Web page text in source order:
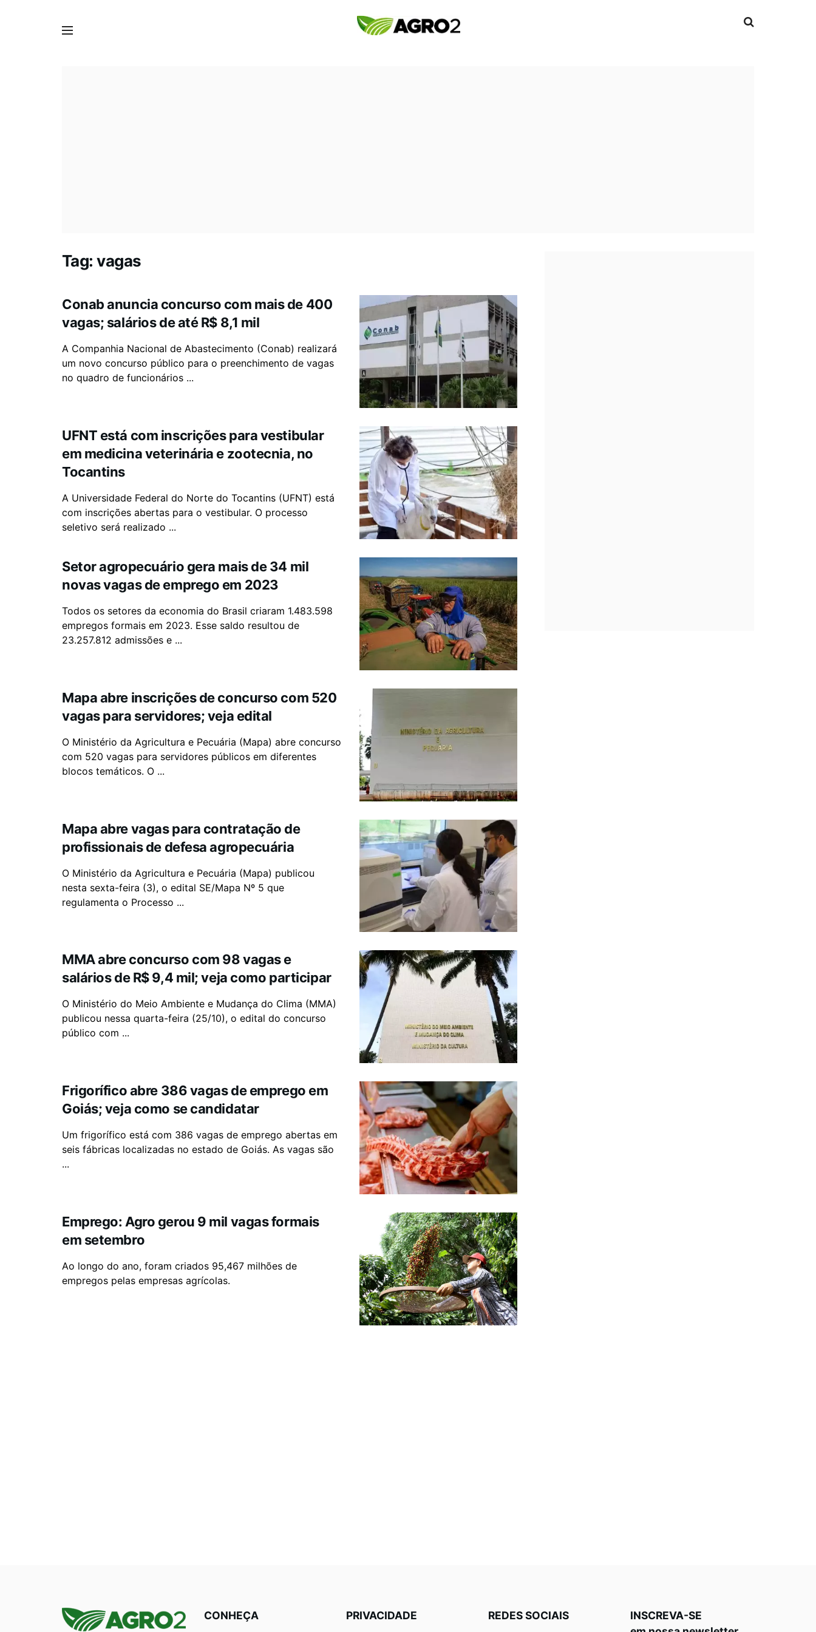
Tag:vagas
Conab anuncia concurso com mais de 400
vagas; salários de até R$ 8,1 mil
A Companhia Nacional de Abastecimento (Conab) realizará
um novo concurso público para o preenchimento de vagas
no quadro de funcionários ...
UFNT está com inscrições para vestibular
em medicina veterinária e zootecnia, no
Tocantins
A Universidade Federal do Norte do Tocantins (UFNT) está
com inscrições abertas para o vestibular. O processo
seletivo será realizado ...
Setor agropecuário gera mais de 34 mil
novas vagas de emprego em 2023
Todos os setores da economia do Brasil criaram 1.483.598
empregos formais em 2023. Esse saldo resultou de
23.257.812 admissões e ...
Mapa abre inscrições de concurso com 520
vagas para servidores; veja edital
O Ministério da Agricultura e Pecuária (Mapa) abre concurso
com 520 vagas para servidores públicos em diferentes
blocos temáticos. O ...
Mapa abre vagas para contratação de
profissionais de defesa agropecuária
O Ministério da Agricultura e Pecuária (Mapa) publicou
nesta sexta-feira (3), o edital SE/Mapa Nº 5 que
regulamenta o Processo ...
MMA abre concurso com 98 vagas e
salários de R$ 9,4 mil; veja como participar
O Ministério do Meio Ambiente e Mudança do Clima (MMA)
publicou nessa quarta-feira (25/10), o edital do concurso
público com ...
Frigorífico abre 386 vagas de emprego em
Goiás; veja como se candidatar
Um frigorífico está com 386 vagas de emprego abertas em
seis fábricas localizadas no estado de Goiás. As vagas são
...
Emprego: Agro gerou 9 mil vagas formais
em setembro
Ao longo do ano, foram criados 95,467 milhões de
empregos pelas empresas agrícolas.
CONHEÇA PRIVACIDADE REDES SOCIAIS
INSCREVA-SE